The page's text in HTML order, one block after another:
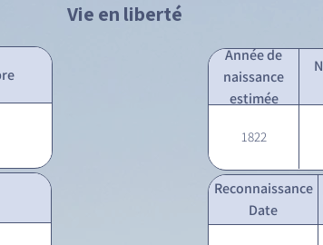
Vie en liberté
Année de
naissance
estimée
1822
Reconnaissance
Date